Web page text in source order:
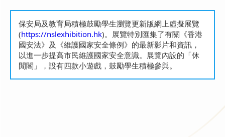
保安局及教育局積極鼓勵學生瀏覽更新版網上虛擬展覽
(https://nslexhibition.hk)。展覽特別匯集了有關《香港
國安法》及《維護國家安全條例》的最新影片和資訊，
以進一步提高市民維護國家安全意識。展覽內設的「休
閒閣」，設有四款小遊戲，鼓勵學生積極參與。